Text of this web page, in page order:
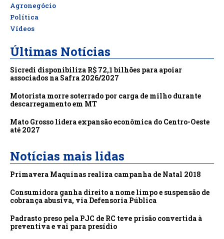
Agronegócio
Política
Vídeos
Últimas Notícias
Sicredi disponibiliza R$ 72,1 bilhões para apoiar
associados na Safra 2026/2027
Motorista morre soterrado por carga de milho durante
descarregamento em MT
Mato Grosso lidera expansão econômica do Centro-Oeste
até 2027
Notícias mais lidas
Primavera Maquinas realiza campanha de Natal 2018
Consumidora ganha direito a nome limpo e suspensão de
cobrança abusiva, via Defensoria Pública
Padrasto preso pela PJC de RC teve prisão convertida à
preventiva e vai para presídio